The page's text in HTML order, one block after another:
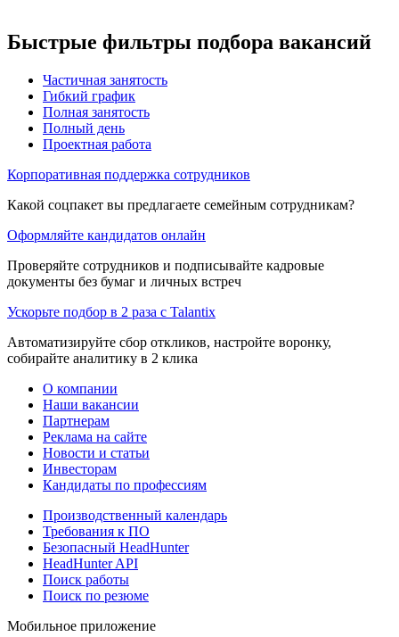
Быстрые фильтры подбора вакансий
Частичная занятость
Гибкий график
Полная занятость
Полный день
Проектная работа
Корпоративная поддержка сотрудников
Какой соцпакет вы предлагаете семейным сотрудникам?
Оформляйте кандидатов онлайн
Проверяйте сотрудников и подписывайте кадровые
документы без бумаг и личных встреч
Ускорьте подбор в 2 раза с Talantix
Автоматизируйте сбор откликов, настройте воронку,
собирайте аналитику в 2 клика
О компании
Наши вакансии
Партнерам
Реклама на сайте
Новости и статьи
Инвесторам
Кандидаты по профессиям
Производственный календарь
Требования к ПО
Безопасный HeadHunter
HeadHunter API
Поиск работы
Поиск по резюме
Мобильное приложение